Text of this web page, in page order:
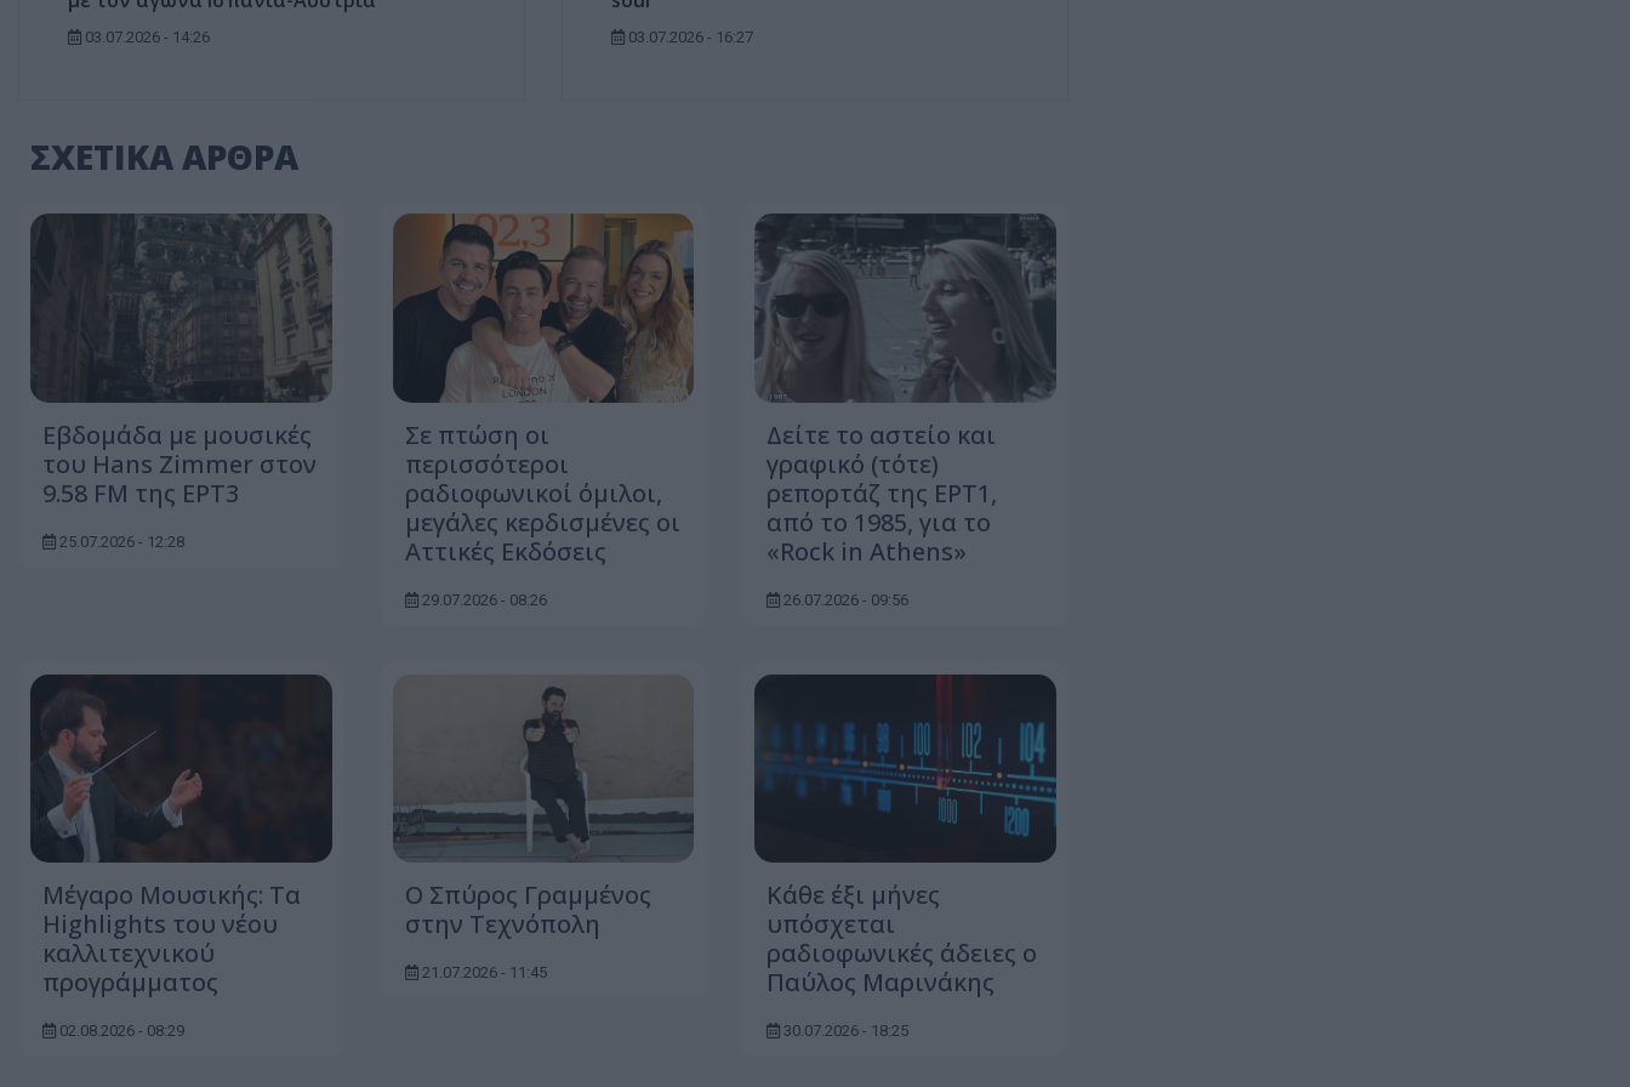
03.07.2026 - 14:26 03.07.2026 - 16:27
ΣΧΕΤΙΚΑ ΑΡΘΡΑ
Εβδομάδα με μουσικές
του Hans Zimmer στον
9.58 FM της ΕΡΤ3
25.07.2026 - 12:28
Σε πτώση οι
περισσότεροι
ραδιοφωνικοί όμιλοι,
μεγάλες κερδισμένες οι
Αττικές Εκδόσεις
29.07.2026 - 08:26
Δείτε τo αστείο και
γραφικό (τότε)
ρεπορτάζ της ΕΡΤ1,
από το 1985, για το
«Rock in Athens»
26.07.2026 - 09:56
Μέγαρο Μουσικής: Τα
Highlights του νέου
καλλιτεχνικού
προγράμματος
02.08.2026 - 08:29
Ο Σπύρος Γραμμένος
στην Τεχνόπολη
21.07.2026 - 11:45
Κάθε έξι μήνες
υπόσχεται
ραδιοφωνικές άδειες ο
Παύλος Μαρινάκης
30.07.2026 - 18:25